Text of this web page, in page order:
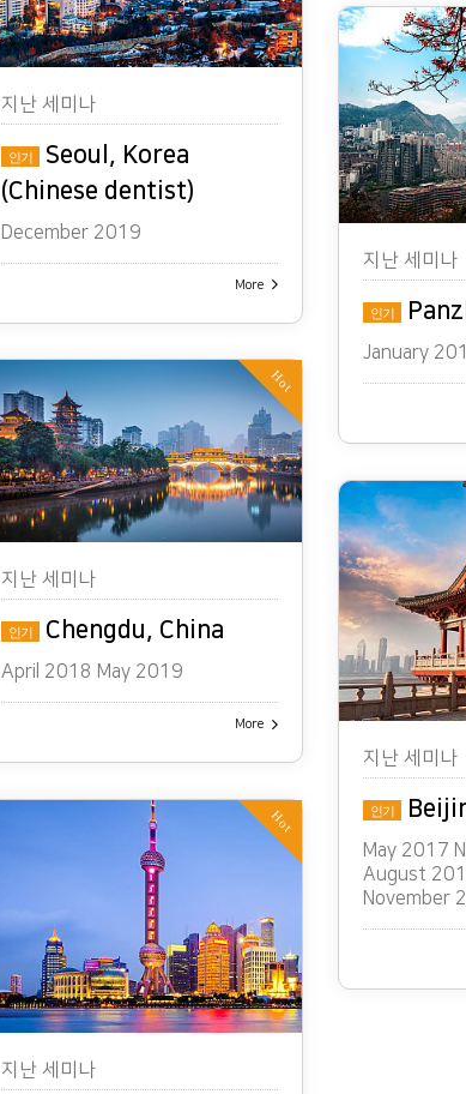
지난 세미나
인기
Seoul, Korea
(Chinese dentist)
December 2019
More
지난 세미나
인기
January
Hot
지난 세미나
인기 Chengdu, China
April 2018 May 2019
More
지난 세미나
인기
May 2017
August
November
Hot
지난 세미나